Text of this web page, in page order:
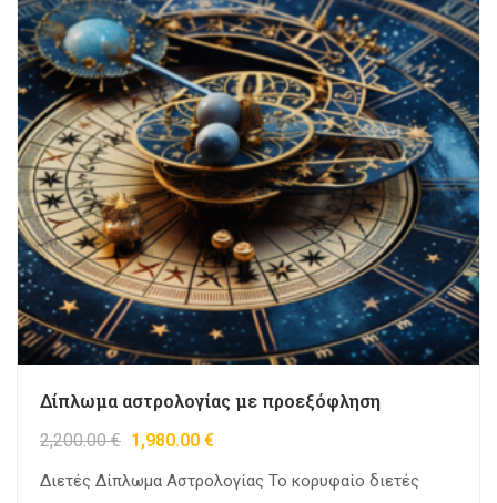
Δίπλωμα αστρολογίας με προεξόφληση
2,200.00€ 1,980.00 €
Διετές Δίπλωμα Αστρολογίας Το κορυφαίο διετές